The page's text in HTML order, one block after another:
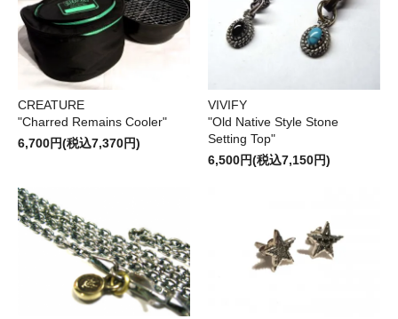
CREATURE
"Charred Remains Cooler"
6,700円(税込7,370円)
VIVIFY
"Old Native Style Stone
Setting Top"
6,500円(税込7,150円)